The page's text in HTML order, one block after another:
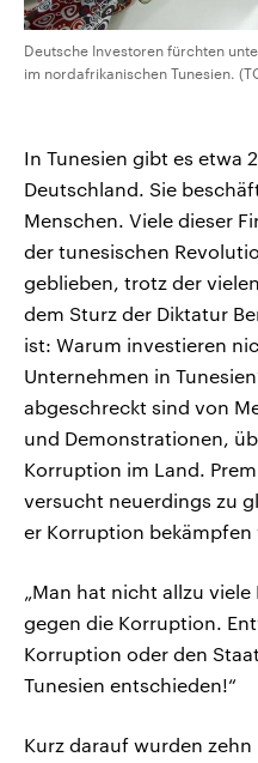
Deutsche Investoren fürchten
im nordafrikanischen Tunesien.
In Tunesien gibt es etwa
Deutschland. Sie
Menschen. Viele dieser
der tunesischen
geblieben, trotz der
dem Sturz der Diktatur
ist: Warum investieren
Unternehmen in
abgeschreckt sind von
und Demonstrationen,
Korruption im Land.
versucht neuerdings zu
er Korruption bekämpfen
„Man hat nicht allzu
gegen die Korruption.
Korruption oder den
Tunesien entschieden!“
Kurz darauf wurden